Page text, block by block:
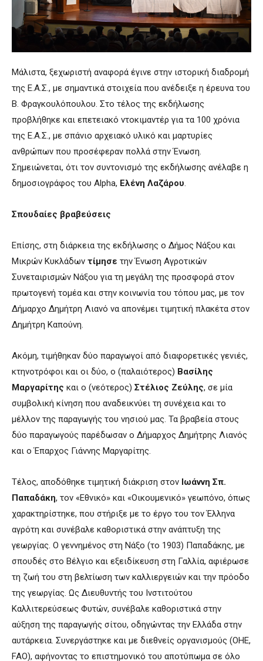
Μάλιστα, ξεχωριστή αναφορά έγινε στην ιστορική διαδρομή
της Ε.Α.Σ., με σημαντικά στοιχεία που ανέδειξε η έρευνα του
Β. Φραγκουλόπουλου. Στο τέλος της εκδήλωσης
προβλήθηκε και επετειακό ντοκιμαντέρ για τα 100 χρόνια
της Ε.Α.Σ., με σπάνιο αρχειακό υλικό και μαρτυρίες
ανθρώπων που προσέφεραν πολλά στην Ένωση.
Σημειώνεται, ότι τον συντονισμό της εκδήλωσης ανέλαβε η
δημοσιογράφος του Alpha, Ελένη Λαζάρου
Σπουδαίες βραβεύσεις
Επίσης, στη διάρκεια της εκδήλωσης ο Δήμος Νάξου και
Μικρών Κυκλάδων τίμησε την Ένωση Αγροτικών
Συνεταιρισμών Νάξου για τη μεγάλη της προσφορά στον
πρωτογενή τομέα και στην κοινωνία του τόπου μας, με τον
Δήμαρχο Δημήτρη Λιανό να απονέμει τιμητική πλακέτα στον
Δημήτρη Καπούνη.
Ακόμη, τιμήθηκαν δύο παραγωγοί από διαφορετικές γενιές,
κτηνοτρόφοι και οι δύο, ο (παλαιότερος) Βασίλης
Μαργαρίτης και ο (νεότερος) Στέλιος Ζεύλης, σε μία
συμβολική κίνηση που αναδεικνύει τη συνέχεια και το
μέλλον της παραγωγής του νησιού μας. Τα βραβεία στους
δύο παραγωγούς παρέδωσαν ο Δήμαρχος Δημήτρης Λιανός
και ο Έπαρχος Γιάννης Μαργαρίτης.
Τέλος, αποδόθηκε τιμητική διάκριση στον Ιωάννη Σπ.
Παπαδάκη, τον «Εθνικό» και «Οικουμενικό» γεωπόνο, όπως
χαρακτηρίστηκε, που στήριξε με το έργο του τον Έλληνα
αγρότη και συνέβαλε καθοριστικά στην ανάπτυξη της
γεωργίας. Ο γεννημένος στη Νάξο (το 1903) Παπαδάκης, με
σπουδές στο Βέλγιο και εξειδίκευση στη Γαλλία, αφιέρωσε
τη ζωή του στη βελτίωση των καλλιεργειών και την πρόοδο
της γεωργίας. Ως Διευθυντής του Ινστιτούτου
Καλλιτερεύσεως Φυτών, συνέβαλε καθοριστικά στην
αύξηση της παραγωγής σίτου, οδηγώντας την Ελλάδα στην
αυτάρκεια. Συνεργάστηκε και με διεθνείς οργανισμούς (ΟΗΕ,
FAO), αφήνοντας το επιστημονικό του αποτύπωμα σε όλο